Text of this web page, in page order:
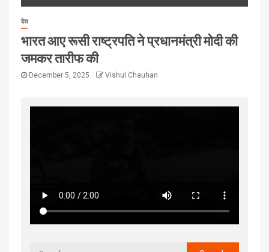
देश
भारत आए रूसी राष्ट्रपति ने प्रधानमंत्री मोदी की
जमकर तारीफ की
December 5, 2025 Vishul Chauhan